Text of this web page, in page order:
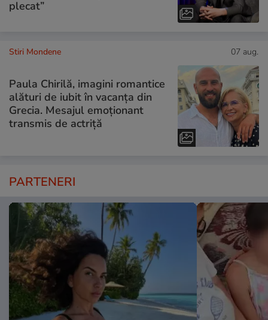
plecat”
Stiri Mondene 07 aug.
Paula Chirilă, imagini romantice
alături de iubit în vacanța din
Grecia. Mesajul emoționant
transmis de actriță
PARTENERI